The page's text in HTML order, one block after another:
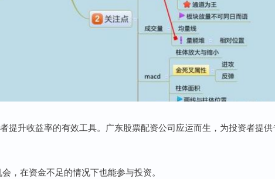
提升收益率的有效工具。广东股票配资公司应运而生，为投资者提供
，在资金不足的情况下也能参与投资。